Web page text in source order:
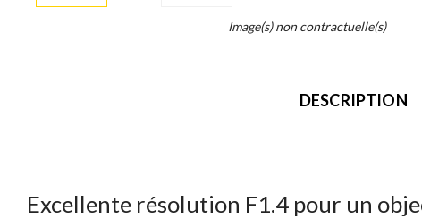
Image(s) non contractuelle(s)
DESCRIPTION
Excellente résolution F1.4 pour un